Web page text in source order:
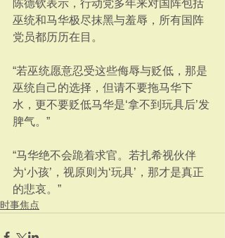
陈德钦表示，行动党多年来对国阵包括
巫统和马华极尽抹黑与羞辱，所有国阵
党员都历历在目。
“若巫统愿意忍受这些侮辱与贬低，那是
巫统自己的选择，但请不要拖马华下
水，更不要贬低马华是‘拿不到玩具后’发
脾气。”
“马华绝不会跪着求官。若扎希视伙伴
为‘小孩’，视原则为‘玩具’，那才是真正
的悲哀。”
时事焦点